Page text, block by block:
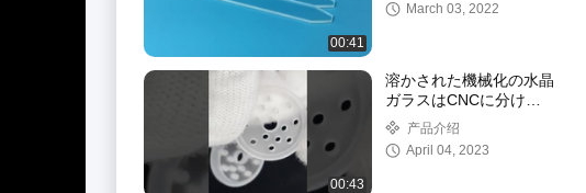
00:41
March 03, 2022
00:43
溶かされた機械化の水晶
ガラスはCNCに分ける
高温抵抗を細長い穴をつ
けた
产品介绍
April 04, 2023